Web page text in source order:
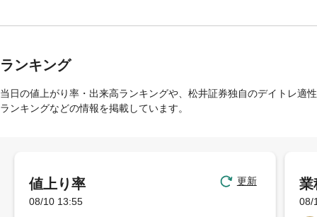
ランキング
当日の値上がり率・出来高ランキングや、松井証券独自のデイトレ適性
ランキングなどの情報を掲載しています。